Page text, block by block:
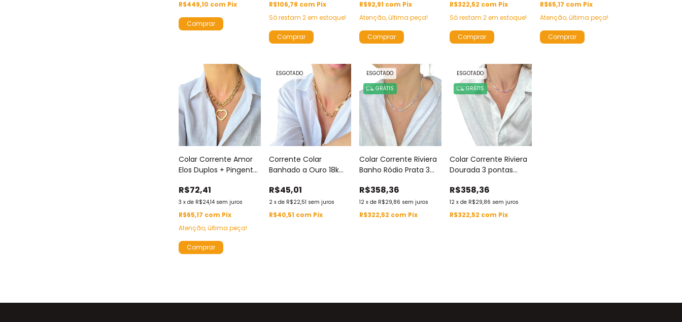
R$449,10 com Pix R$106,78 com Pix
Só restam2em estoque!
Zircônias
R$92,91 com Pix
Atenção, última peça!
R$322,52 com Pix
Só restam2em estoque!
R$65,17 com Pix
Atenção, última peça!
Colar Corrente Amor
Elos Duplos + Pingente
Banhados Ouro 18K
Fecho Lagosta By Djei
R$72,41
3 xde R$24,14 sem juros
R$65,17 com Pix
Atenção, última peça!
ESGOTADO
Corrente Colar
Banhado a Ouro 18k
Luxo By Djei Comp
400mm x Alt 4mm x
Larg 7mm
R$45,01
2 xde R$22,51 sem juros
R$40,51 com Pix
ESGOTADO
GRÁTIS
Colar Corrente Riviera
Banho Ródio Prata 3
Coloridas 3mm By Djei
R$358,36
12 xde R$29,86 sem juros
R$322,52 com Pix
ESGOTADO
GRÁTIS
Colar Corrente Riviera
Dourada 3 pontas
3mm Banhada Ouro
18k By Djei
R$358,36
12 xde R$29,86 sem juros
R$322,52 com Pix